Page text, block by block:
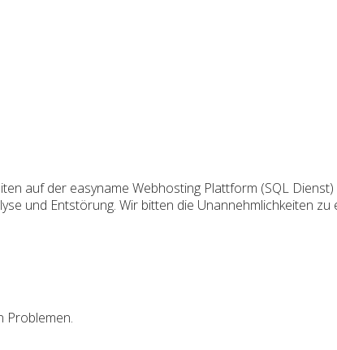
auf der easyname Webhosting Plattform (SQL
und Entstörung. Wir bitten die Unannehmlichkeiten zu
Problemen.